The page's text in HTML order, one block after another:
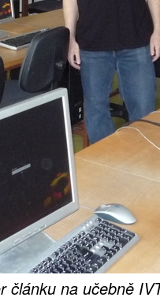
článku na učebně